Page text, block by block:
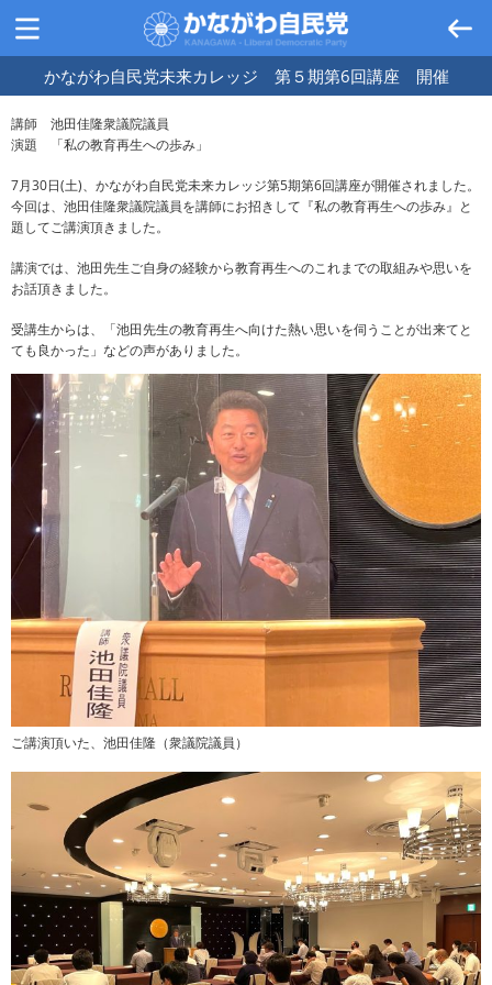
かながわ自民党未来カレッジ 第５期第6回講座 開催
講師 池田佳隆衆議院議員
演題 「私の教育再生への歩み」
7月30日(土)、かながわ自民党未来カレッジ第5期第6回講座が開催されました。
今回は、池田佳隆衆議院議員を講師にお招きして『私の教育再生への歩み』と
題してご講演頂きました。
講演では、池田先生ご自身の経験から教育再生へのこれまでの取組みや思いを
お話頂きました。
受講生からは、「池田先生の教育再生へ向けた熱い思いを伺うことが出来てと
ても良かった」などの声がありました。
ご講演頂いた、池田佳隆（衆議院議員）